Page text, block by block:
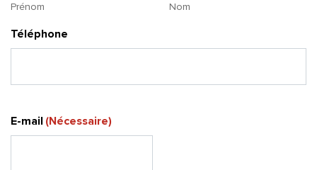
Prénom Nom
Téléphone
E-mail (Nécessaire)